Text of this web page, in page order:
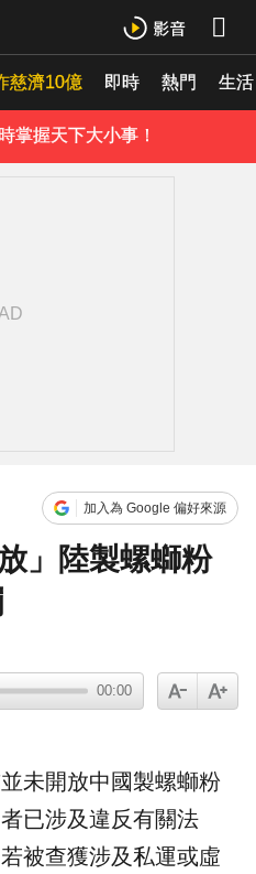
慈濟10億 即時 熱門 生活
《理財達人秀》X 安聯投信免費講座報名中！搶先卡位 2027
掌握天下大小事！
加入為 Google 偏好來源
」陸製螺螄粉
00:00
未開放中國製螺螄粉
已涉及違反有關法
被查獲涉及私運或虛